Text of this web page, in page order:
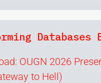
Databases
OUGN 2026
to Hell)